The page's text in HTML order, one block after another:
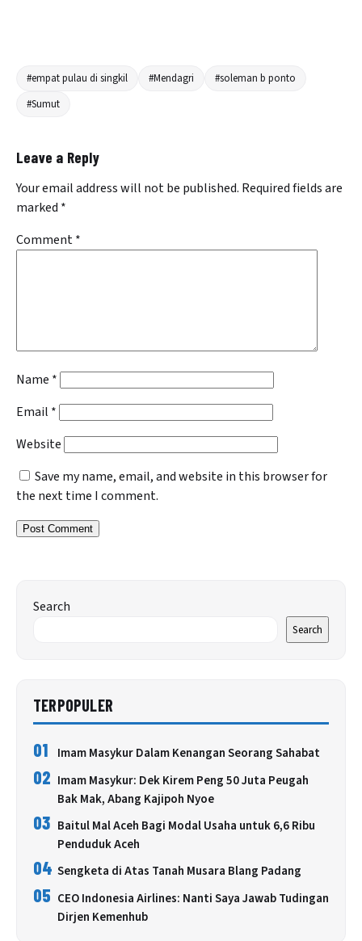
#empat pulau di singkil #Mendagri
#soleman b ponto
#Sumut
Leave a Reply
Your email address will not be published. Required fields are
marked *
Comment*
Name *
Email *
Website
Save my name, email, and website in this browser for
the next time I comment.
Search
Search
TERPOPULER
01 Imam Masykur Dalam Kenangan Seorang Sahabat
02 Imam Masykur: Dek Kirem Peng 50 Juta Peugah
Bak Mak, Abang Kajipoh Nyoe
03 Baitul Mal Aceh Bagi Modal Usaha untuk 6,6 Ribu
Penduduk Aceh
04 Sengketa di Atas Tanah Musara Blang Padang
05 CEO Indonesia Airlines: Nanti Saya Jawab Tudingan
Dirjen Kemenhub